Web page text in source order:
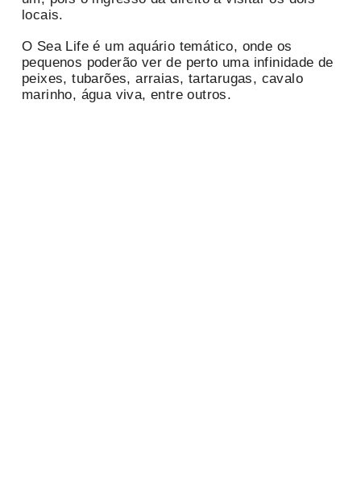
locais.
O Sea Life é um aquário temático, onde os
pequenos poderão ver de perto uma infinidade de
peixes, tubarões, arraias, tartarugas, cavalo
marinho, água viva, entre outros.